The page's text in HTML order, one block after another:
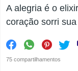
A alegria é o
coração sorri
75 compartilhamentos